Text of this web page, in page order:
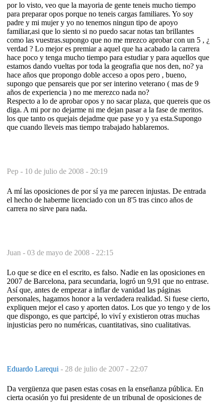
por lo visto, veo que la mayoria de gente teneis mucho tiempo
para preparar opos porque no teneis cargas familiares. Yo soy
padre y mi mujer y yo no tenemos ningun tipo de apoyo
familiar,asi que lo siento si no puedo sacar notas tan brillantes
como las vuestras.supongo que no me mrezco aprobar con un 5 , ¿
verdad ? Lo mejor es premiar a aquel que ha acabado la carrera
hace poco y tenga mucho tiempo para estudiar y para aquellos que
estamos dando vueltas por toda la geografia que nos den, no? ya
hace años que propongo doble acceso a opos pero , bueno,
supongo que pensareis que por ser interino veterano ( mas de 9
años de experiencia ) no me merezco nada no?
Respecto a lo de aprobar opos y no sacar plaza, que quereis que os
diga. A mi por no dejarme ni me dejan pasar a la fase de meritos.
los que tanto os quejais dejadme que pase yo y ya esta.Supongo
que cuando lleveis mas tiempo trabajado hablaremos.
Pep - 10 de julio de 2008 - 20:19
A mí las oposiciones de por sí ya me parecen injustas. De entrada
el hecho de haberme licenciado con un 8'5 tras cinco años de
carrera no sirve para nada.
Juan - 03 de mayo de 2008 - 22:15
Lo que se dice en el escrito, es falso. Nadie en las oposiciones en
2007 de Barcelona, para secundaria, logró un 9,91 que no entrase.
Así que, antes de empezar a inflar de vanidad las páginas
personales, hagamos honor a la verdadera realidad. Si fuese cierto,
expliquen mejor el caso y aporten datos. Los que yo tengo y de los
que dispongo, es que partcipé, lo viví y existieron otras muchas
injusticias pero no numéricas, cuantitativas, sino cualitativas.
Eduardo Larequi - 28 de julio de 2007 - 22:07
Da vergüenza que pasen estas cosas en la enseñanza pública. En
cierta ocasión yo fui presidente de un tribunal de oposiciones de